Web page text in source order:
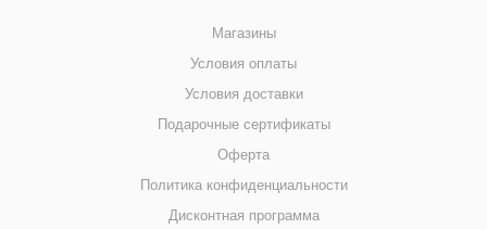
Магазины
Условия оплаты
Условия доставки
Подарочные сертификаты
Оферта
Политика конфиденциальности
Дисконтная программа